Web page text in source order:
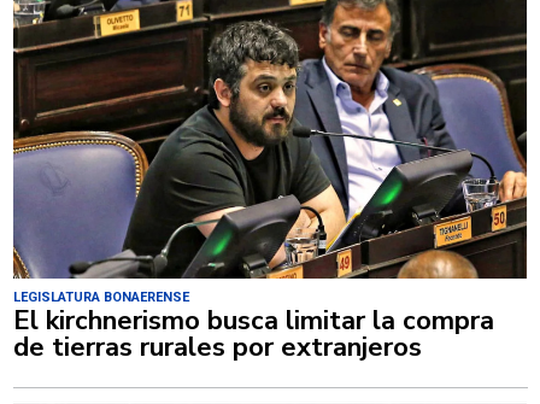
LEGISLATURA BONAERENSE
El kirchnerismo busca limitar la compra
de tierras rurales por extranjeros